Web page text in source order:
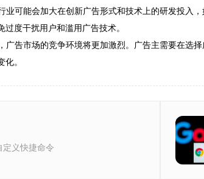
业可能会加大在创新广告形式和技术上的研发投入
度干扰用户和滥用广告技术。
告市场的竞争环境将更加激烈。广告主需要在选
。
定义快捷命令